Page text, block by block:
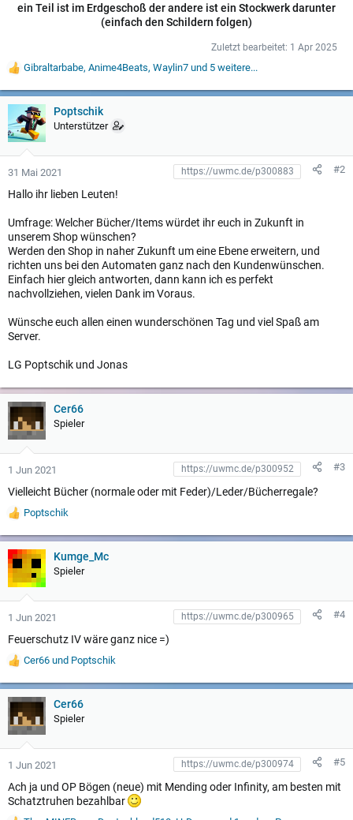
ein Teil ist im Erdgeschoß der andere ist ein Stockwerk darunter
(einfach den Schildern folgen)
Zuletzt bearbeitet: 1 Apr 2025
W
r
u
n
n
Gibraltarbabe, Anime4Beats, Waylin7 und 5 weitere...
Poptschik
Unterstützer
31 Mai 2021 #2
Hallo ihr lieben Leuten!
Umfrage: Welcher Bücher/Items würdet ihr euch in Zukunft in
unserem Shop wünschen?
Werden den Shop in naher Zukunft um eine Ebene erweitern, und
richten uns bei den Automaten ganz nach den Kundenwünschen.
Einfach hier gleich antworten, dann kann ich es perfekt
nachvollziehen, vielen Dank im Voraus.
Wünsche euch allen einen wunderschönen Tag und viel Spaß am
Server.
LG Poptschik und Jonas
Cer66
Spieler
1 Jun 2021 #3
Vielleicht Bücher (normale oder mit Feder)/Leder/Bücherregale?
W
r
u
n
n
Poptschik
Kumge_Mc
Spieler
1 Jun 2021 #4
Feuerschutz IV wäre ganz nice =)
W
r
t
u
n
n
Cer66 und Poptschik
Cer66
Spieler
1 Jun 2021 #5
Ach ja und OP Bögen (neue) mit Mending oder Infinity, am besten mit
Schatztruhen bezahlbar